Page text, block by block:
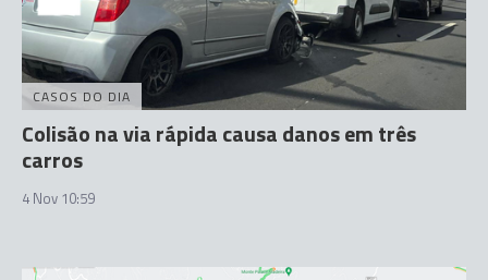
CASOS DO DIA
Colisão na via rápida causa danos em três
carros
4 Nov 10:59